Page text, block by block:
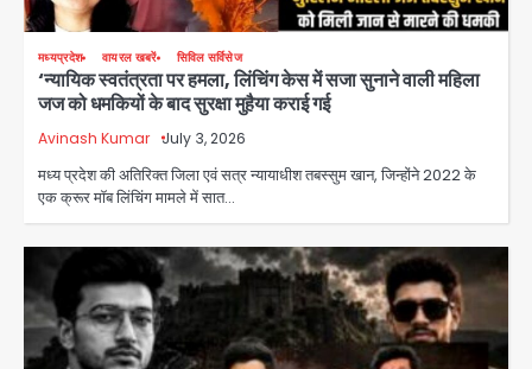
मध्यप्रदेश वायरल खबरें सिविल सर्विसेज
‘न्यायिक स्वतंत्रता पर हमला, लिंचिंग केस में सजा सुनाने वाली महिला
जज को धमकियों के बाद सुरक्षा मुहैया कराई गई
Avinash Kumar July 3, 2026
मध्य प्रदेश की अतिरिक्त जिला एवं सत्र न्यायाधीश तबस्सुम खान, जिन्होंने 2022 के
एक क्रूर मॉब लिंचिंग मामले में सात…